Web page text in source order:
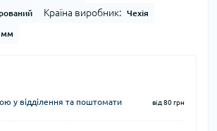
Країна виробник: Чехія
мм
у відділення та поштомати від 80 грн